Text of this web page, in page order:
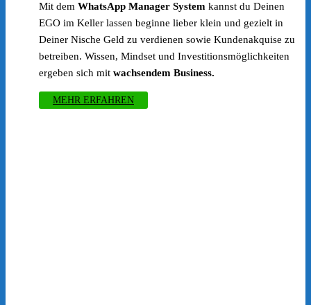
war:
€97.00
ist:
€1.00.
Mit dem WhatsApp Manager System kannst du Deinen
EGO im Keller lassen beginne lieber klein und gezielt in
Deiner Nische Geld zu verdienen sowie Kundenakquise zu
betreiben. Wissen, Mindset und Investitionsmöglichkeiten
ergeben sich mit wachsendem Business.
MEHR ERFAHREN